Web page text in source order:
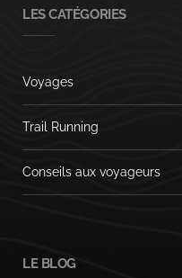
LES CATÉGORIES
Voyages
Trail Running
Conseils aux voyageurs
LE BLOG